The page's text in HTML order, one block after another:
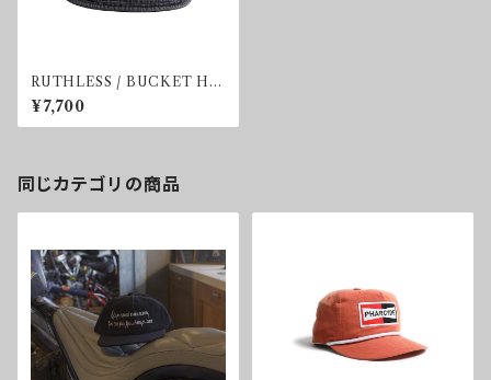
RUTHLESS / BUCKET HA
T
¥7,700
同じカテゴリの商品